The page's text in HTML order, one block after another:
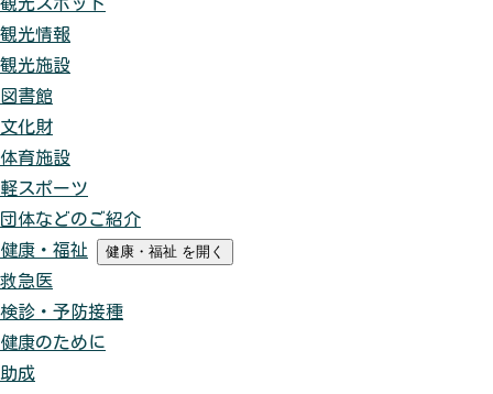
観光情報
観光施設
図書館
文化財
体育施設
軽スポーツ
団体などのご紹介
健康・福祉
健康・福祉 を開く
救急医
検診・予防接種
健康のために
助成